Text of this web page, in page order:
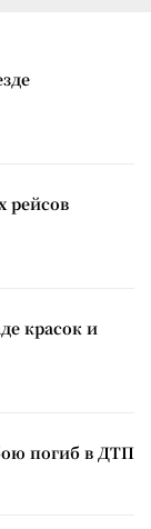
рейсов
красок и
погиб в ДТП